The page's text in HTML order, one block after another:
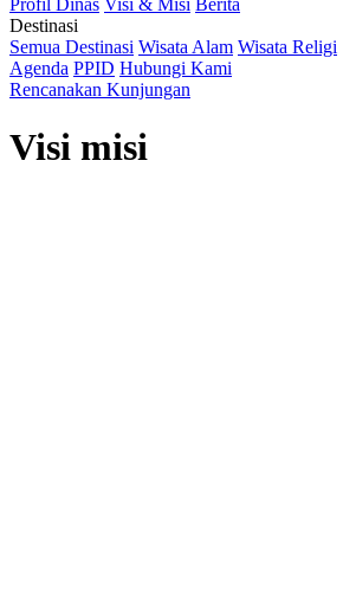
Profil Dinas Visi & Misi Berita
Destinasi
Semua Destinasi Wisata Alam Wisata Religi
Agenda PPID Hubungi Kami
Rencanakan Kunjungan
Visi misi